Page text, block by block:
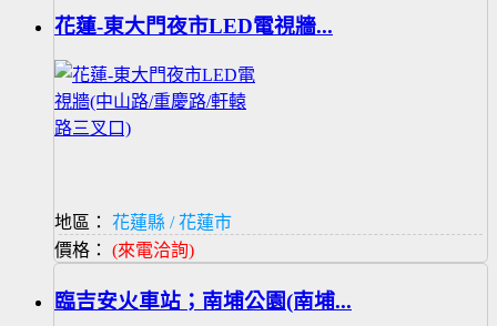
花蓮-東大門夜市LED電視牆...
地區：
花蓮縣 / 花蓮市
價格： (來電洽詢)
臨吉安火車站；南埔公園(南埔...